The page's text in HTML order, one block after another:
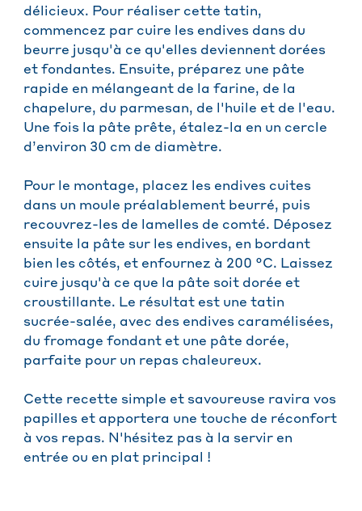
délicieux. Pour réaliser cette tatin,
commencez par cuire les endives dans du
beurre jusqu'à ce qu'elles deviennent dorées
et fondantes. Ensuite, préparez une pâte
rapide en mélangeant de la farine, de la
chapelure, du parmesan, de l'huile et de l'eau.
Une fois la pâte prête, étalez-la en un cercle
d’environ 30 cm de diamètre.
Pour le montage, placez les endives cuites
dans un moule préalablement beurré, puis
recouvrez-les de lamelles de comté. Déposez
ensuite la pâte sur les endives, en bordant
bien les côtés, et enfournez à 200 °C. Laissez
cuire jusqu'à ce que la pâte soit dorée et
croustillante. Le résultat est une tatin
sucrée-salée, avec des endives caramélisées,
du fromage fondant et une pâte dorée,
parfaite pour un repas chaleureux.
Cette recette simple et savoureuse ravira vos
papilles et apportera une touche de réconfort
à vos repas. N'hésitez pas à la servir en
entrée ou en plat principal !